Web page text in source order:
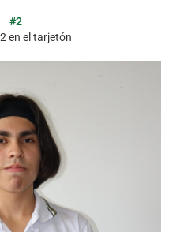
#2
en el tarjetón